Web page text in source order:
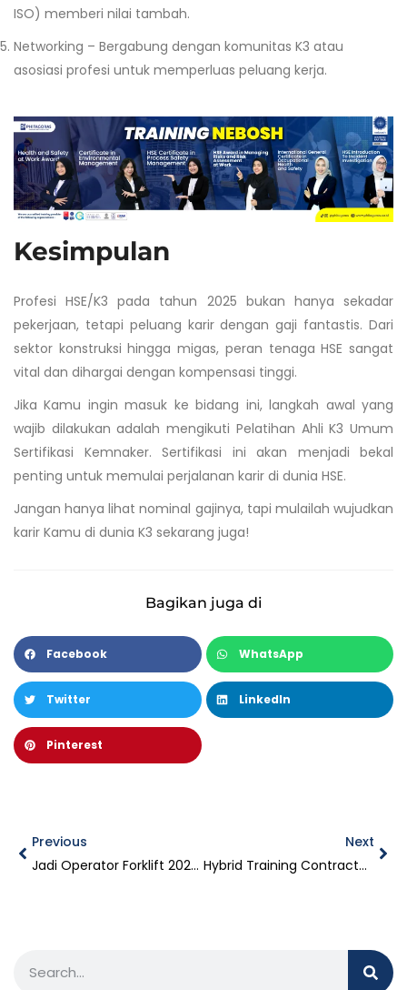
ISO) memberi nilai tambah.
Networking – Bergabung dengan komunitas K3 atau
asosiasi profesi untuk memperluas peluang kerja.
Kesimpulan
Profesi HSE/K3 pada tahun 2025 bukan hanya sekadar
pekerjaan, tetapi peluang karir dengan gaji fantastis. Dari
sektor konstruksi hingga migas, peran tenaga HSE sangat
vital dan dihargai dengan kompensasi tinggi.
Jika Kamu ingin masuk ke bidang ini, langkah awal yang
wajib dilakukan adalah mengikuti Pelatihan Ahli K3 Umum
Sertifikasi Kemnaker. Sertifikasi ini akan menjadi bekal
penting untuk memulai perjalanan karir di dunia HSE.
Jangan hanya lihat nominal gajinya, tapi mulailah wujudkan
karir Kamu di dunia K3 sekarang juga!
Bagikan juga di
Facebook WhatsApp
Twitter LinkedIn
Pinterest
Previous
Jadi Operator Forklift 2025 : Manfaat & Biaya
Next
Hybrid Training Contractor Safety Management System (CSMS) Sertifikasi BNSP – Phitagoras Training Center BSD 21–23 Juli 2025